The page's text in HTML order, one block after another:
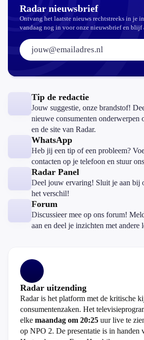
Radar nieuwsbrief
Ontvang het laatste nieuws rechtstreeks in je
vandaag nog in voor onze nieuwsbrief en
E-mailadres:
Tip de redactie
Jouw suggestie, onze brandstof!
nieuwe consumenten onderwerpen
en de site van Radar.
WhatsApp
Heb jij een tip of een probleem?
contacten op je telefoon en stuur
Radar Panel
Deel jouw ervaring! Sluit je aan bij
het verschil!
Forum
Discussieer mee op ons forum!
aan en deel je inzichten met andere
Radar uitzending
Radar is het platform met de kritische
consumentenzaken. Het
elke maandag om 20:25 uur live te
op NPO 2. De presentatie is in handen